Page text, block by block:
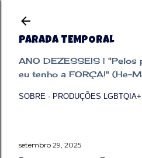
PARADA TEMPORAL
ANO DEZESSEIS | "Pelos
eu tenho a FORÇA!" (He-
SOBRE PRODUÇÕES LGBTQIA+
setembro 29, 2025